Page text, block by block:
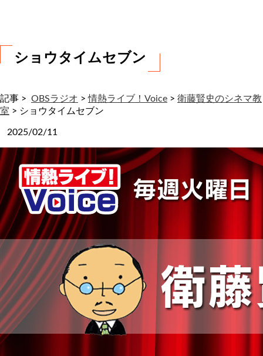
ショウタイムセブン
記事 > OBSラジオ >情熱ライブ！Voice > 衛藤賢史のシネマ教
室 > ショウタイムセブン
2025/02/11